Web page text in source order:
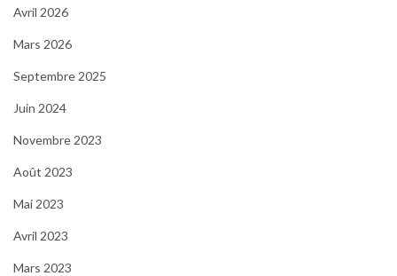
Avril 2026
Mars 2026
Septembre 2025
Juin 2024
Novembre 2023
Août 2023
Mai 2023
Avril 2023
Mars 2023